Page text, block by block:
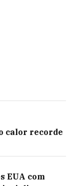
calor recorde
EUA com